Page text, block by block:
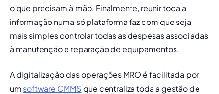
o que precisam à mão. Finalmente, reunir toda a
informação numa só plataforma faz com que seja
mais simples controlar todas as despesas associadas
à manutenção e reparação de equipamentos.
A digitalização das operações MRO é facilitada por
um software CMMS que centraliza toda a gestão de